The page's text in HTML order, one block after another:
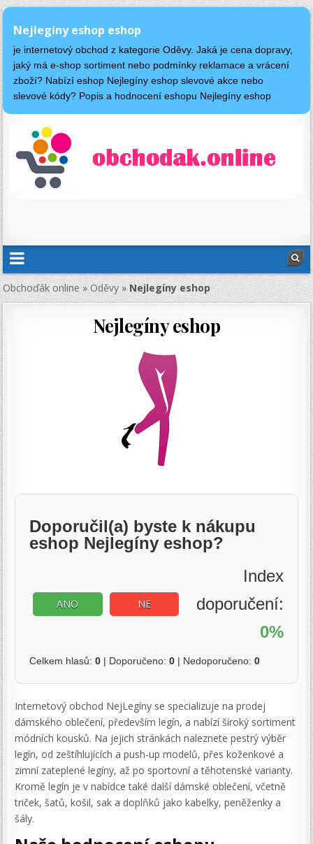
Nejlegíny eshop eshop
je internetový obchod z kategorie Oděvy. Jaká je cena dopravy,
jaký má e-shop sortiment nebo podmínky reklamace a vrácení
zboží? Nabízí eshop Nejlegíny eshop slevové akce nebo
slevové kódy? Popis a hodnocení eshopu Nejlegíny eshop
Obchoďák online»Oděvy»Nejlegíny eshop
Nejlegíny eshop
Doporučil(a) byste k nákupu
eshop Nejlegíny eshop?
ANO NE
Index
doporučení:
0%
Celkem hlasů:0 | Doporučeno:0 | Nedoporučeno:0
Internetový obchod NejLegíny se specializuje na prodej
dámského oblečení, především legín, a nabízí široký sortiment
módních kousků. Na jejich stránkách naleznete pestrý výběr
legín, od zeštíhlujících a push-up modelů, přes koženkové a
zimní zateplené legíny, až po sportovní a těhotenské varianty.
Kromě legín je v nabídce také další dámské oblečení, včetně
triček, šatů, košil, sak a doplňků jako kabelky, peněženky a
šály.